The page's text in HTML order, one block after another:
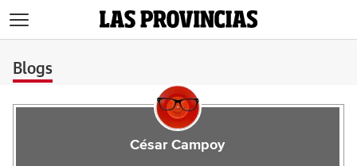
Blogs
César Campoy